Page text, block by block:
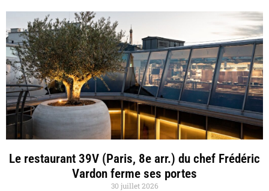
Le restaurant 39V (Paris, 8e arr.) du chef Frédéric
Vardon ferme ses portes
30 juillet 2026